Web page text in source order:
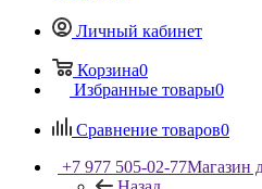
Личный кабинет
Корзина0
Избранные товары0
Сравнение товаров0
+7 977 505-02-77Магазин